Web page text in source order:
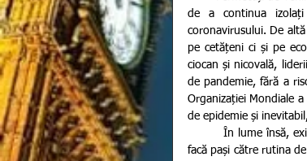
de a continua
coronavirusului. De
pe cetățeni ci și pe
ciocan și nicovală,
de pandemie, fără a
Organizației Mondiale
de epidemie și
facă pași către rutina